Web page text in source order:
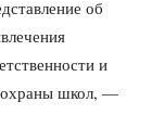
об
и
охраны школ, —